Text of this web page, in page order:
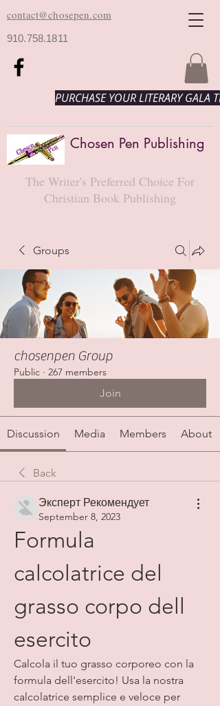
contact@chosepen.com
910.758.1811
PURCHASE YOUR LITERARY GALA
Chosen Pen Publishing
The Writer's Preferred Choice For
Christian Book Publishing
Groups
chosenpen Group
Public · 267 members
Join
Discussion Media Members About
Back
Эксперт Рекомендует
September 8, 2023
Formula
calcolatrice del
grasso corpo dell
esercito
Calcola il tuo grasso corporeo con la
formula dell'esercito! Usa la nostra
calcolatrice semplice e veloce per